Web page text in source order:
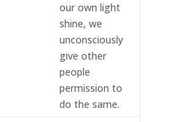
our own light
shine, we
unconsciously
give other
people
permission to
do the same.